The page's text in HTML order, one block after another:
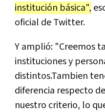
institución básica",
oficial de Twitter.
Y amplió: "Creemos
instituciones y
distintos.Tambien
diferencia respecto
nuestro criterio, lo